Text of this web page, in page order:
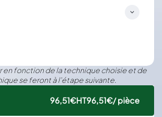
en fonction de la technique choisie et de
se feront à l’étape suivante.
96,51€HT96,51€/ pièce